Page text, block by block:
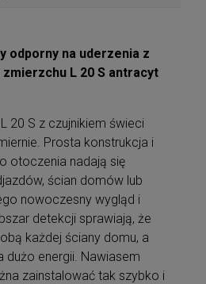
odporny na uderzenia z
L 20 S antracyt
20 S z czujnikiem świeci
Prosta konstrukcja i
otoczenia nadają się
ścian domów lub
nowoczesny wygląd i
detekcji sprawiają, że
każdej ściany domu, a
dużo energii. Nawiasem
zainstalować tak szybko i